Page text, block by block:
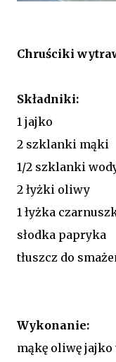
Chruściki
Składniki:
1 jajko
2 szklanki mąki
1/2 szklanki
2 łyżki oliwy
1 łyżka
słodka papryka
tłuszcz do
Wykonanie:
mąkę oliwę jajko